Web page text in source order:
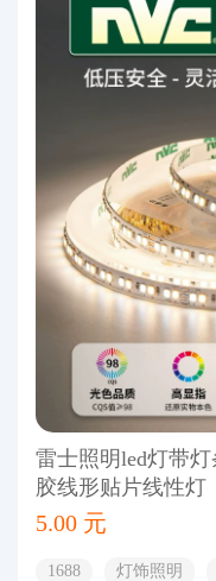
雷士照明led灯带
胶线形贴片线性灯
5.00 元
1688 灯饰照明